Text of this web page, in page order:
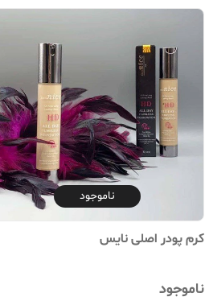
ناموجود
کرم پودر اصلی نایس
ناموجود